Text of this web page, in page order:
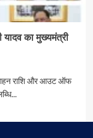
यादव का मुख्यमंत्री
राशि और आउट ऑफ